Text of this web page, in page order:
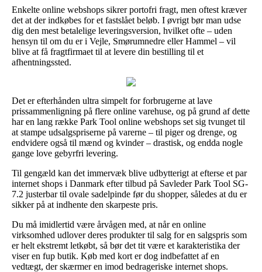
Enkelte online webshops sikrer portofri fragt, men oftest kræver
det at der indkøbes for et fastslået beløb. I øvrigt bør man udse
dig den mest betalelige leveringsversion, hvilket ofte – uden
hensyn til om du er i Vejle, Smørumnedre eller Hammel – vil
blive at få fragtfirmaet til at levere din bestilling til et
afhentningssted.
Det er efterhånden ultra simpelt for forbrugerne at lave
prissammenligning på flere online varehuse, og på grund af dette
har en lang række Park Tool online webshops set sig tvunget til
at stampe udsalgspriserne på varerne – til piger og drenge, og
endvidere også til mænd og kvinder – drastisk, og endda nogle
gange love gebyrfri levering.
Til gengæld kan det immervæk blive udbytterigt at efterse et par
internet shops i Danmark efter tilbud på Savleder Park Tool SG-
7.2 justerbar til ovale sadelpinde før du shopper, således at du er
sikker på at indhente den skarpeste pris.
Du må imidlertid være årvågen med, at når en online
virksomhed udlover deres produkter til salg for en salgspris som
er helt ekstremt letkøbt, så bør det tit være et karakteristika der
viser en fup butik. Køb med kort er dog indbefattet af en
vedtægt, der skærmer en imod bedrageriske internet shops.